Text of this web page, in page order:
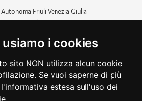
usiamo i cookies
sito NON utilizza alcun cookie
Se vuoi saperne di più
estesa sull'uso dei
Autonoma Friuli Venezia Giulia
p.iva 00526040324
+39 040 3771111
trasparente
legali accessibilità
dichiarazione di
feedback cambio preferenze cookie